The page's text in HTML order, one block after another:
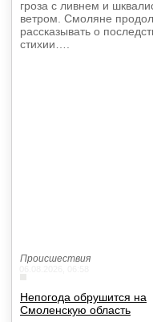
гроза с ливнем и
ветром. Смоляне
рассказывать о
стихии….
Происшествия
Непогода обрушится на
Смоленскую область